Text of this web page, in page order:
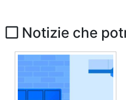
Notizie che